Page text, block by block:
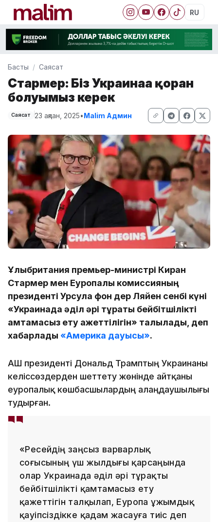
RU
Басты Саясат
Стармер: Біз Украинаға қорған
болуымыз керек
Саясат 23 ақпан, 2025•Malim Админ
Ұлыбритания премьер-министрі Киран
Стармер мен Еуропалық комиссияның
президенті Урсула фон дер Ляйен сенбі күні
«Украинада әділ әрі тұрақты бейбітшілікті
қамтамасыз ету қажеттілігін» талқылады, деп
хабарлады «Америка дауысы».
АҚШ президенті Дональд Трамптың Украинаны
келіссөздерден шеттету жөнінде айтқаны
еуропалық көшбасшылардың алаңдаушылығы
тудырған.
«Ресейдің заңсыз варварлық
соғысының үш жылдығы қарсаңында
олар Украинада әділ әрі тұрақты
бейбітшілікті қамтамасыз ету
қажеттігін талқылап, Еуропа ұжымдық
қауіпсіздікке қадам жасауға тиіс деп